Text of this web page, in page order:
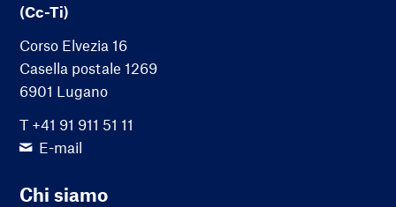
(Cc-Ti)
Corso Elvezia 16
Casella postale 1269
6901 Lugano
T +41 91 911 51 11
E-mail
Chi siamo